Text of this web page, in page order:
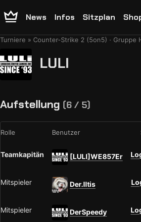
News Infos Sitzplan
Turniere Counter-Strike 2 (5on5) · Gruppe
LULI
Aufstellung (6 / 5)
Rolle Benutzer
Teamkapitän [LULI]WE857Er
Mitspieler Der.Iltis
Mitspieler DerSpeedy